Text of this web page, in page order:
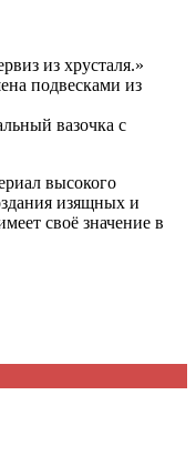
из хрусталя.»
подвесками из
вазочка с
высокого
изящных и
своё значение в